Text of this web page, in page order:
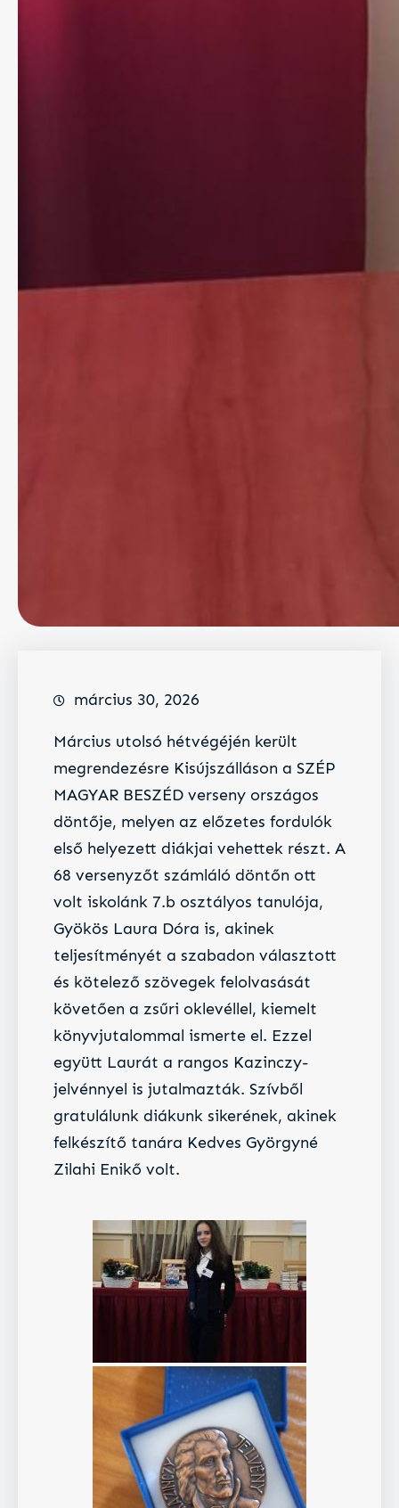
március 30, 2026
Március utolsó hétvégéjén került
megrendezésre Kisújszálláson a SZÉP
MAGYAR BESZÉD verseny országos
döntője, melyen az előzetes fordulók
első helyezett diákjai vehettek részt. A
68 versenyzőt számláló döntőn ott
volt iskolánk 7.b osztályos tanulója,
Gyökös Laura Dóra is, akinek
teljesítményét a szabadon választott
és kötelező szövegek felolvasását
követően a zsűri oklevéllel, kiemelt
könyvjutalommal ismerte el. Ezzel
együtt Laurát a rangos Kazinczy-
jelvénnyel is jutalmazták. Szívből
gratulálunk diákunk sikerének, akinek
felkészítő tanára Kedves Györgyné
Zilahi Enikő volt.